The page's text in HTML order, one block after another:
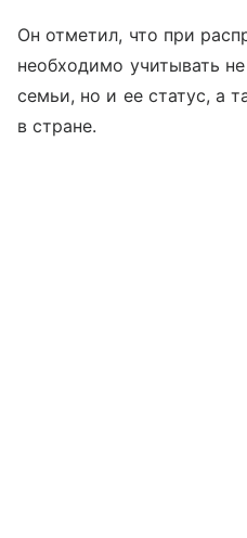
Он отметил, что при
необходимо учитывать
семьи, но и ее статус, а
в стране.